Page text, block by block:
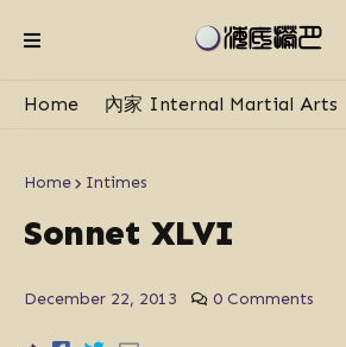
Home 內家 Internal Martial Arts
Home Intimes
Sonnet XLVI
December 22, 2013 0 Comments